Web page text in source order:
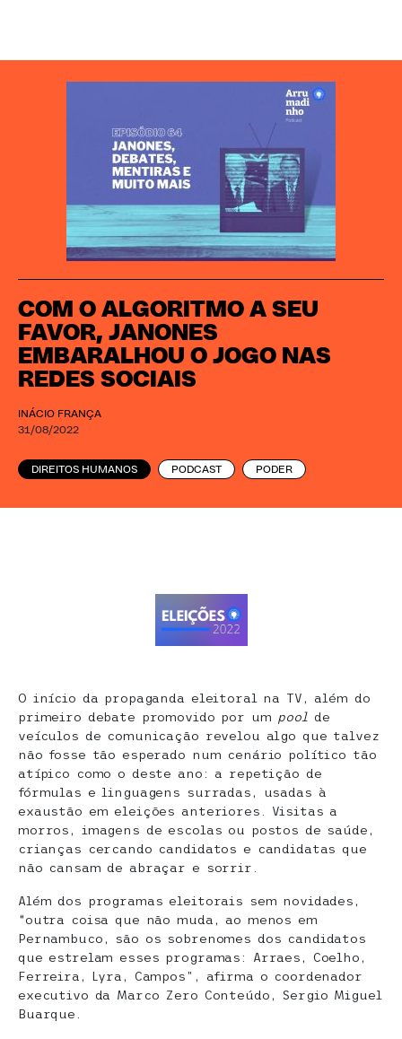
COM O ALGORITMO A SEU
FAVOR, JANONES
EMBARALHOU O JOGO NAS
REDES SOCIAIS
INÁCIO FRANÇA
31/08/2022
DIREITOS HUMANOS PODCAST PODER
O início da propaganda eleitoral na TV, além do
primeiro debate promovido por um pool de
veículos de comunicação revelou algo que talvez
não fosse tão esperado num cenário político tão
atípico como o deste ano: a repetição de
fórmulas e linguagens surradas, usadas à
exaustão em eleições anteriores. Visitas a
morros, imagens de escolas ou postos de saúde,
crianças cercando candidatos e candidatas que
não cansam de abraçar e sorrir.
Além dos programas eleitorais sem novidades,
“outra coisa que não muda, ao menos em
Pernambuco, são os sobrenomes dos candidatos
que estrelam esses programas: Arraes, Coelho,
Ferreira, Lyra, Campos”, afirma o coordenador
executivo da Marco Zero Conteúdo, Sergio Miguel
Buarque.